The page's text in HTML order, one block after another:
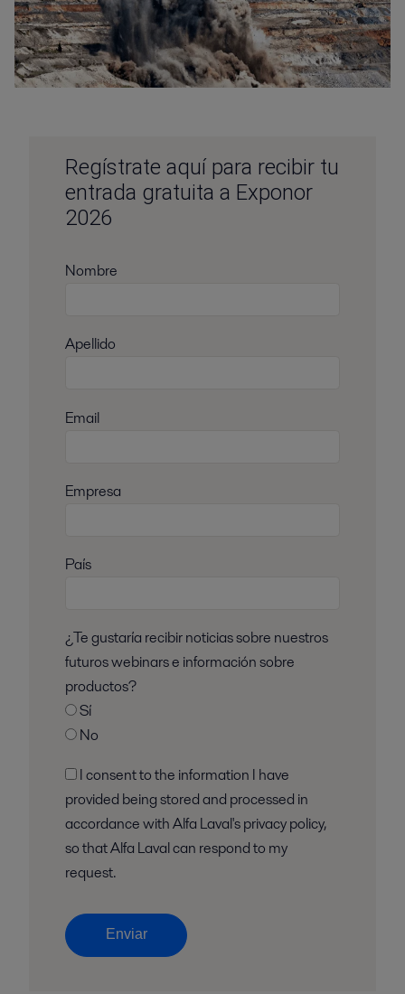
Regístrate aquí para recibir tu
entrada gratuita a Exponor
2026
Nombre
Apellido
Email
Empresa
País
¿Te gustaría recibir noticias sobre nuestros
futuros webinars e información sobre
productos?
Sí
No
provided being stored and processed in
accordance with Alfa Laval's privacy policy,
so that Alfa Laval can respond to my
request.
Enviar